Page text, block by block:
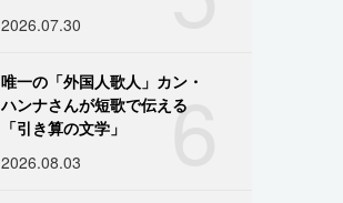
2026.07.30
6
唯一の「外国人歌人」カン・
ハンナさんが短歌で伝える
「引き算の文学」
2026.08.03